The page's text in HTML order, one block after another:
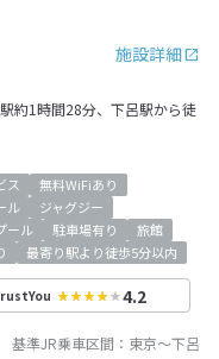
施設詳細
約1時間28分、下呂駅から徒
ス
無料WiFiあり
ル
ジャグジー
ール 駐車場有り
旅館
最寄り駅より徒歩5分以内
4.2
基準JR乗車区間： 東京～下呂